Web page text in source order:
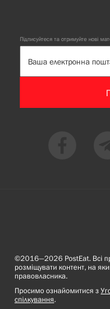
Підписуйтеся та отримуйте нові
©2016—2026 PostEat. Всі
розміщувати контент, на
правовласника.
Просимо ознайомитися з
спілкування.